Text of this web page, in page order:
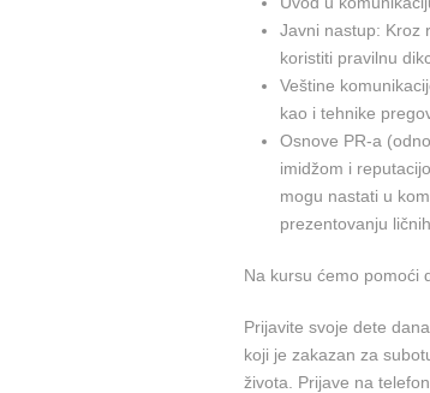
Javni nastup: Kroz
koristiti pravilnu
Veštine
kao i tehnike
Osnove PR-a
imidžom i
mogu nastati u
prezentovanju
Na kursu ćemo pomoći
Prijavite svoje dete
koji je zakazan za
života. Prijave na telefon